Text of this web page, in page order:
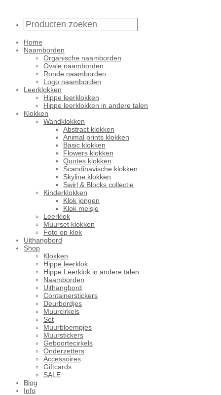
Home
Naamborden
Organische naamborden
Ovale naamborden
Ronde naamborden
Logo naamborden
Leerklokken
Hippe leerklokken
Hippe leerklokken in andere talen
Klokken
Wandklokken
Abstract klokken
Animal prints klokken
Basic klokken
Flowers klokken
Quotes klokken
Scandinavische klokken
Skyline klokken
Swirl & Blocks collectie
Kinderklokken
Klok jongen
Klok meisje
Leerklok
Muurset klokken
Foto op klok
Uithangbord
Shop
Klokken
Hippe leerklok
Hippe Leerklok in andere talen
Naamborden
Uithangbord
Containerstickers
Deurbordjes
Muurcirkels
Set
Muurbloempjes
Muurstickers
Geboortecirkels
Onderzetters
Accessoires
Giftcards
SALE
Blog
Info